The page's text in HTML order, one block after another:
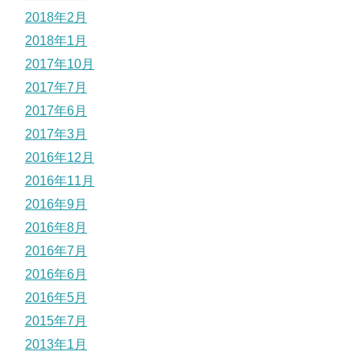
2018年2月
2018年1月
2017年10月
2017年7月
2017年6月
2017年3月
2016年12月
2016年11月
2016年9月
2016年8月
2016年7月
2016年6月
2016年5月
2015年7月
2013年1月